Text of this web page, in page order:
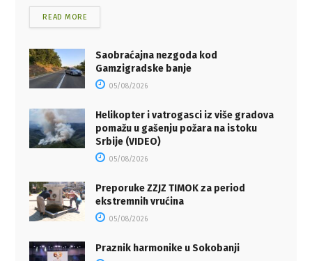
READ MORE
Saobraćajna nezgoda kod
Gamzigradske banje
05/08/2026
Helikopter i vatrogasci iz više gradova
pomažu u gašenju požara na istoku
Srbije (VIDEO)
05/08/2026
Preporuke ZZJZ TIMOK za period
ekstremnih vrućina
05/08/2026
Praznik harmonike u Sokobanji